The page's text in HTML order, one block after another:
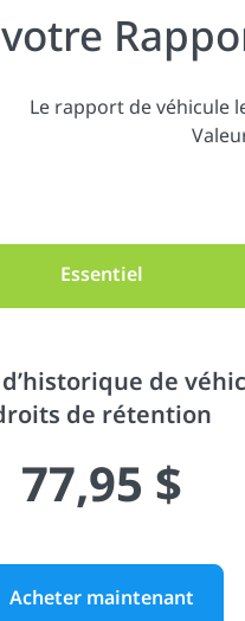
Le rapport de véhicule
Essentiel
de
de rétention
77,95 $
Acheter maintenant